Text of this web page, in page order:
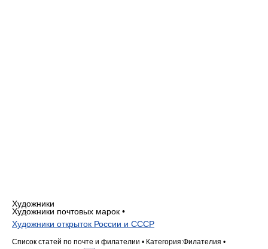
Художники
Художники почтовых марок •
Художники открыток России и СССР
Список статей по почте и филателии • Категория:Филателия •